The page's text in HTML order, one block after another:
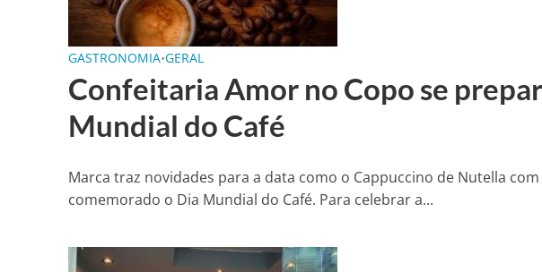
GASTRONOMIA•GERAL
Confeitaria Amor no Copo se
Mundial do Café
Marca traz novidades para a data como o Cappuccino de Nutella
comemorado o Dia Mundial do Café. Para celebrar a...